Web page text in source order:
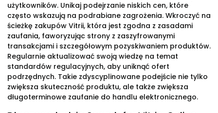
użytkowników. Unikaj podejrzanie niskich cen, które
często wskazują na podrabiane zagrożenia. Wkroczyć na
ścieżkę zakupów Vitrii, która jest zgodna z zasadami
zaufania, faworyzując strony z zaszyfrowanymi
transakcjami i szczegółowym pozyskiwaniem produktów.
Regularnie aktualizować swoją wiedzę na temat
standardów regulacyjnych, aby uniknąć ofert
podrzędnych. Takie zdyscyplinowane podejście nie tylko
zwiększa skuteczność produktu, ale także zwiększa
długoterminowe zaufanie do handlu elektronicznego.